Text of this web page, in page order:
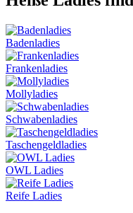
Badenladies
Frankenladies
Mollyladies
Schwabenladies
Taschengeldladies
OWL Ladies
Reife Ladies